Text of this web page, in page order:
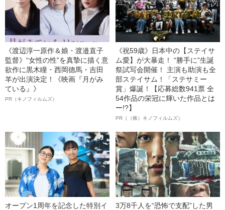
《渡辺淳一原作＆娘・渡邉直子
監督》“女性の性”を真摯に描く意
欲作に黒木瞳・西岡德馬・吉田
羊が出演決定！《映画『月がみ
ている』》
PR（キノフィルムズ）
《祝59歳》日本中の【ステイサ
ム愛】が大暴走！ “勝手に”生誕
祭試写会開催！ 主演も助演も全
部ステイサム！「ステサミー
賞」爆誕！【応募総数941票 全
54作品の栄冠に輝いた作品とは
ー!?】
PR（（株）キノフィルムズ）
オープン1周年を記念した特別イ 3万8千人を“恐怖で支配”した男